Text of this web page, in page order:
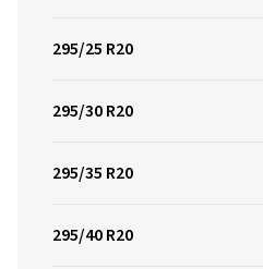
295/25 R20
295/30 R20
295/35 R20
295/40 R20